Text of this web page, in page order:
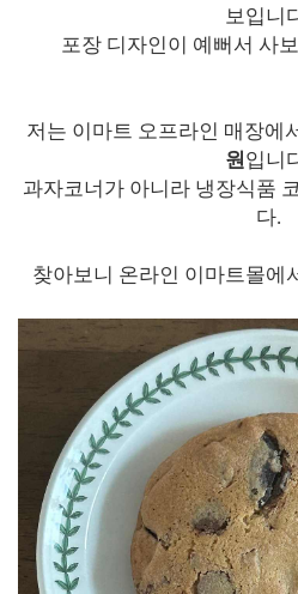
보입니
포장 디자인이 예뻐서 사
저는 이마트 오프라인 매장에
원입니
과자코너가 아니라 냉장식품
다.
찾아보니 온라인 이마트몰에